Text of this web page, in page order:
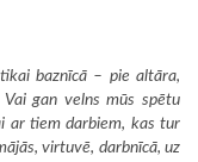
baznīcā – pie altāra,
gan velns mūs spētu
ar tiem darbiem, kas tur
virtuvē, darbnīcā, uz